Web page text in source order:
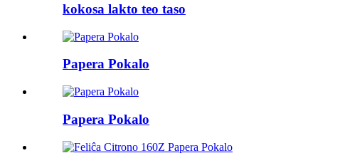
kokosa lakto teo taso
Papera Pokalo
Papera Pokalo